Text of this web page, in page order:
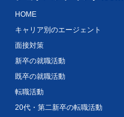
HOME
キャリア別のエージェント
面接対策
新卒の就職活動
既卒の就職活動
転職活動
20代・第二新卒の転職活動